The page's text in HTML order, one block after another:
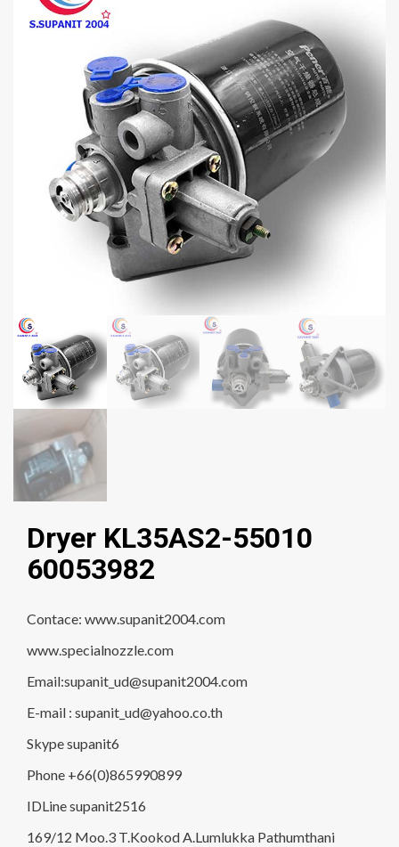
Dryer KL35AS2-55010
60053982
Contace: www.supanit2004.com
www.specialnozzle.com
Email:supanit_ud@supanit2004.com
E-mail : supanit_ud@yahoo.co.th
Skype supanit6
Phone +66(0)865990899
IDLine supanit2516
169/12 Moo.3 T.Kookod A.Lumlukka Pathumthani